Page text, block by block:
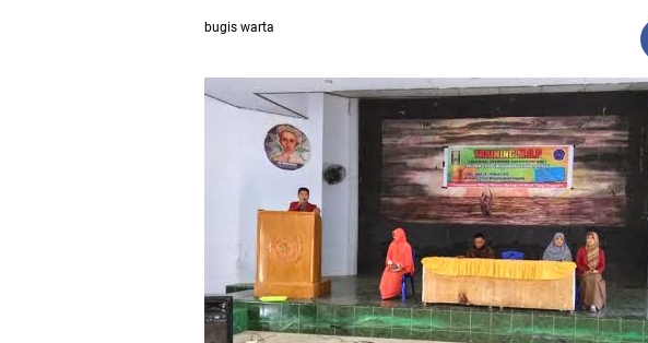
bugis warta